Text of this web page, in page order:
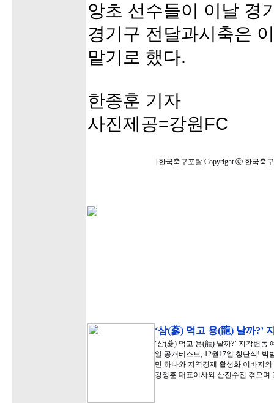
앙초 선수들이 이날 경
경기구 전달과시축은
맡기로 했다.
한종훈 기자
사진제공=강원FC
[한국축구포탈 Copyright ⓒ 한국축
‘삼(蔘) 먹고 용(龍) 날까
‘삼(蔘) 먹고 용(龍) 날까?’ 지각변
일 공개테스트, 12월17일 창단식! 박
민 하나와 지역경제 활성화 이바지
강정훈 대표이사와 산전수전 겪으